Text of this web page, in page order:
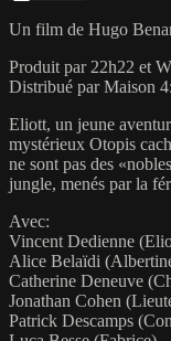
Un film de Hugo
Produit par 22h22 et
Distribué par Maison
Eliott, un jeune
mystérieux Otopis
ne sont pas des
jungle, menés par la
Avec:
Vincent Dedienne
Alice Belaïdi
Catherine Deneuve
Jonathan Cohen
Patrick Descamps